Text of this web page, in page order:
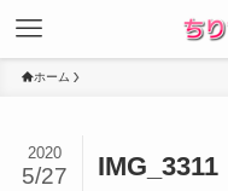
ホーム
IMG_3311
2020
5/27